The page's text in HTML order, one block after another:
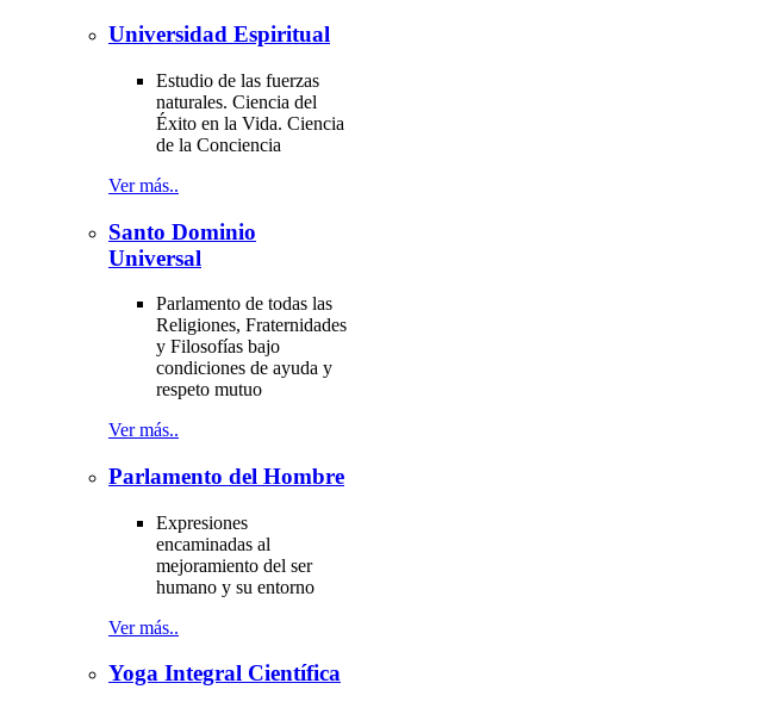
Universidad Espiritual
Estudio de las fuerzas
naturales. Ciencia del
Éxito en la Vida. Ciencia
de la Conciencia
Ver más..
Santo Dominio
Universal
Parlamento de todas las
Religiones, Fraternidades
y Filosofías bajo
condiciones de ayuda y
respeto mutuo
Ver más..
Parlamento del Hombre
Expresiones
encaminadas al
mejoramiento del ser
humano y su entorno
Ver más..
Yoga Integral Científica